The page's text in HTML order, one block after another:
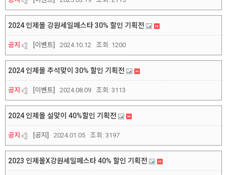
공지 [이벤트]
2024 인제몰 강원세일페스타 30% 할인 기획전
2024.10.12 조회: 1200
공지 [이벤트]
2024 인제몰 추석맞이 30% 할인 기획전
2024.08.09 조회: 3113
공지 [공지]
2024 인제몰 설맞이 40%할인 기획전
2024.01.05 조회: 3197
2023 인제몰X강원세일페스타 40% 할인 기획전